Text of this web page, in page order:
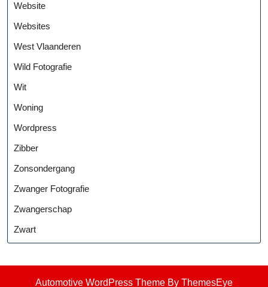
Website
Websites
West Vlaanderen
Wild Fotografie
Wit
Woning
Wordpress
Zibber
Zonsondergang
Zwanger Fotografie
Zwangerschap
Zwart
Automotive WordPress Theme By ThemesEye